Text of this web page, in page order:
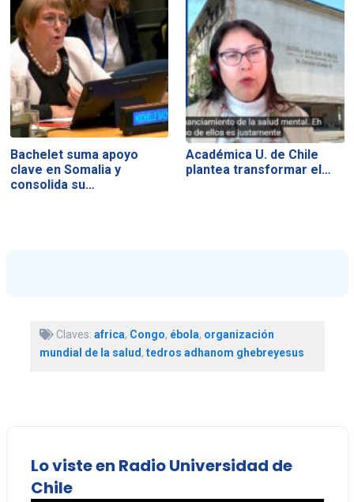
Bachelet suma apoyo
clave en Somalia y
consolida su…
Académica U. de Chile
plantea transformar el…
Claves: africa, Congo, ébola, organización
mundial de la salud, tedros adhanom ghebreyesus
Lo viste en Radio Universidad de
Chile